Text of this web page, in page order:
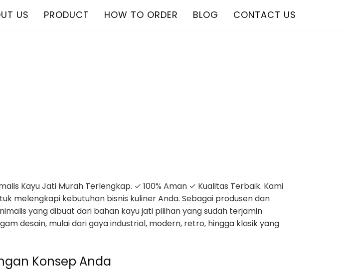
US PRODUCT HOW TO ORDER BLOG CONTACT US
Kayu Jati Murah Terlengkap. ✓ 100% Aman ✓ Kualitas Terbaik. Kami
melengkapi kebutuhan bisnis kuliner Anda. Sebagai produsen dan
yang dibuat dari bahan kayu jati pilihan yang sudah terjamin
desain, mulai dari gaya industrial, modern, retro, hingga klasik yang
Konsep Anda